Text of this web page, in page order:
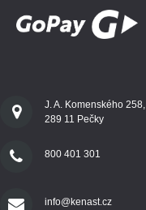
J. A. Komenského 258,
289 11 Pečky
800 401 301
info@kenast.cz